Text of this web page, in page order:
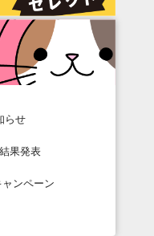
らせ
果発表
ンペーン